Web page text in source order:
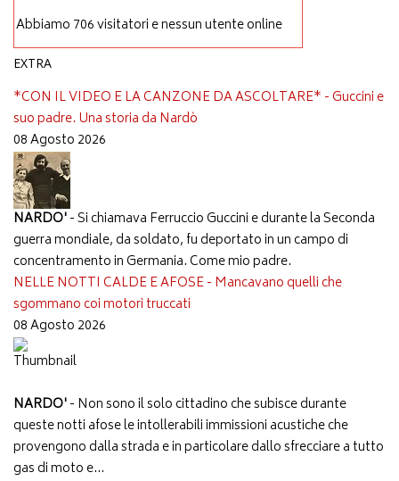
Abbiamo 706 visitatori e nessun utente online
EXTRA
*CON IL VIDEO E LA CANZONE DA ASCOLTARE* - Guccini e
suo padre. Una storia da Nardò
08 Agosto 2026
NARDO'- Si chiamava Ferruccio Guccini e durante la Seconda
guerra mondiale, da soldato, fu deportato in un campo di
concentramento in Germania. Come mio padre.
NELLE NOTTI CALDE E AFOSE - Mancavano quelli che
sgommano coi motori truccati
08 Agosto 2026
NARDO'- Non sono il solo cittadino che subisce durante
queste notti afose le intollerabili immissioni acustiche che
provengono dalla strada e in particolare dallo sfrecciare a tutto
gas di moto e...